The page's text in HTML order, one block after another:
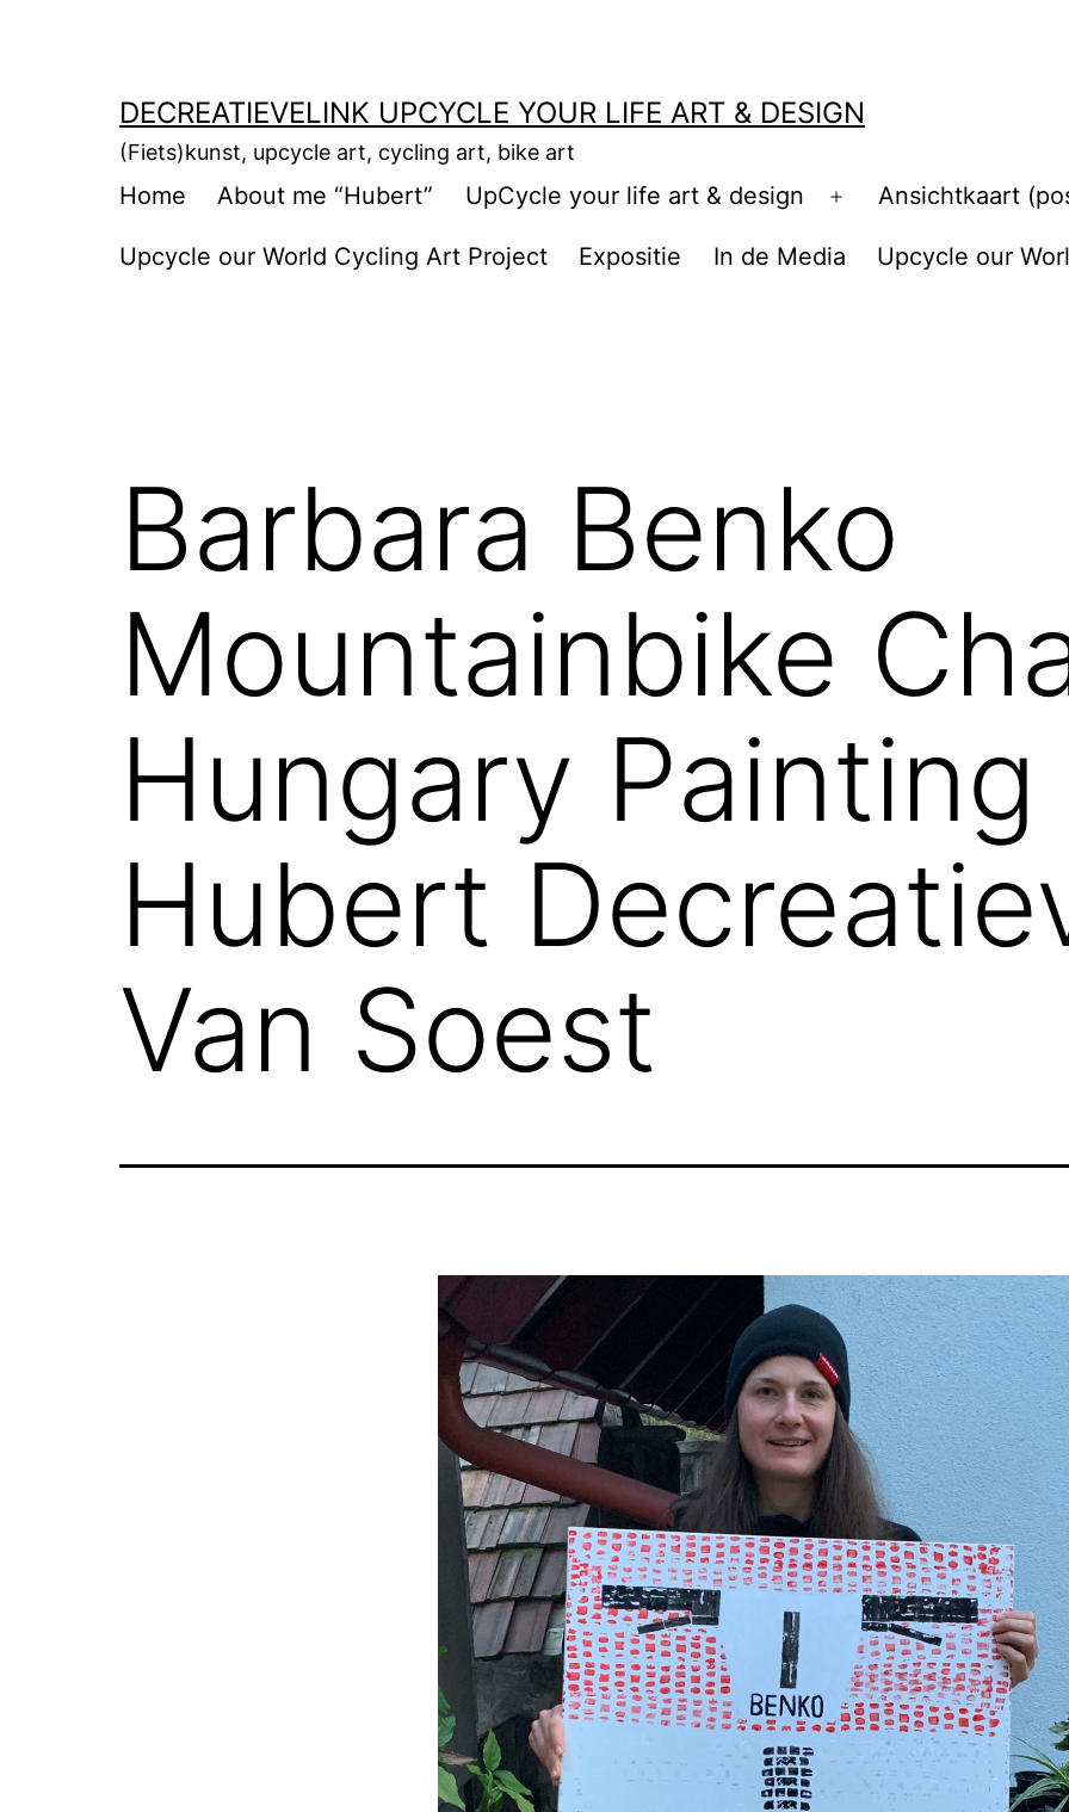
DECREATIEVELINK UPCYCLE YOUR LIFE ART & DESIGN
(Fiets)kunst, upcycle art, cycling art, bike art
Home About me “Hubert” UpCycle your life art & design
Open
menu
Ansichtkaart
Upcycle our World Cycling Art Project Expositie In de Media Upcycle our
Barbara Benko
Mountainbike
Hungary Painting
Hubert
Van Soest